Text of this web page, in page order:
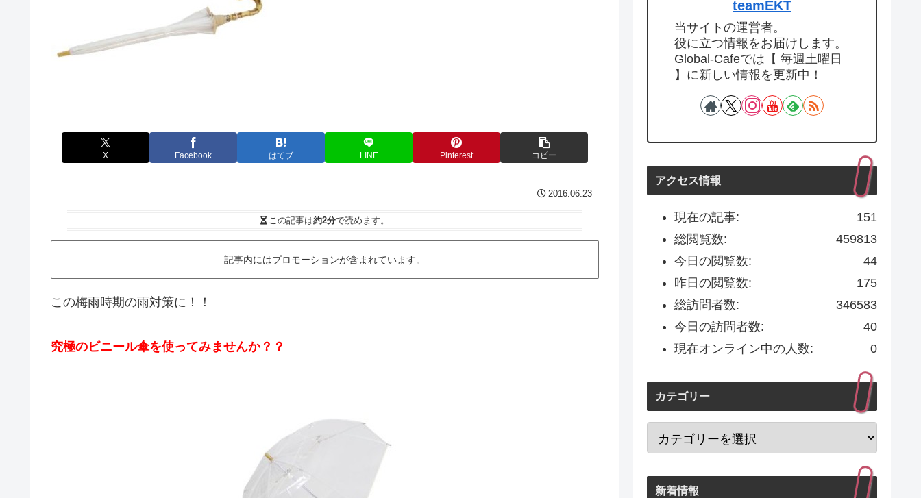
X Facebook はてブ LINE Pinterest コピー
2016.06.23
この記事は約2分で読めます。
記事内にはプロモーションが含まれています。
この梅雨時期の雨対策に！！
究極のビニール傘を使ってみませんか？？
teamEKT
当サイトの運営者。
役に立つ情報をお届けします。
Global-Cafeでは【 毎週土曜日
】に新しい情報を更新中！
アクセス情報
151
現在の記事:
459813
総閲覧数:
44
今日の閲覧数:
175
昨日の閲覧数:
346583
総訪問者数:
40
今日の訪問者数:
0
現在オンライン中の人数:
カテゴリー
新着情報